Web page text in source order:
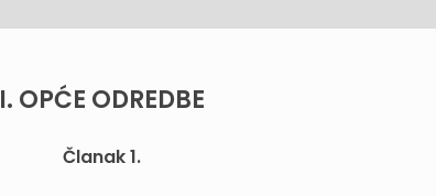
I. OPĆE ODREDBE
Članak 1.